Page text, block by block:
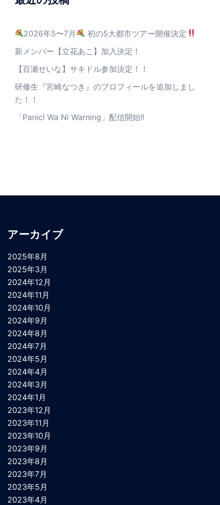
2026年5〜7月
初の5大都市ツアー開催決定
新メンバー【立花あこ】加入決定！
【百瀬せいな】サキドル参加決定！！
研修生『宮崎なつき』のプロフィールを追加しまし
た！！
「Panic! Wa Ni Warning」配信開始!!
アーカイブ
2025年8月
2025年3月
2024年12月
2024年11月
2024年10月
2024年9月
2024年8月
2024年7月
2024年5月
2024年4月
2024年3月
2024年1月
2023年12月
2023年11月
2023年10月
2023年9月
2023年8月
2023年7月
2023年5月
2023年4月